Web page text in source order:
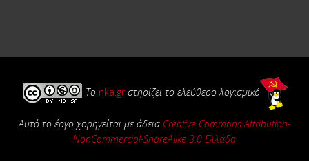
Το nka.gr στηρίζει το ελεύθερο λογισμικό
Αυτό το έργο χορηγείται με άδεια Creative Commons Attribution-
NonCommercial-ShareAlike 3.0 Ελλάδα